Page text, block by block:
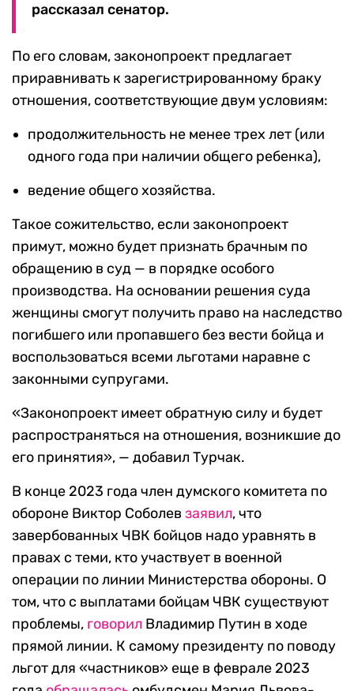
рассказал сенатор.
По его словам, законопроект предлагает
приравнивать к зарегистрированному браку
отношения, соответствующие двум условиям:
продолжительность не менее трех лет (или
одного года при наличии общего ребенка),
ведение общего хозяйства.
Такое сожительство, если законопроект
примут, можно будет признать брачным по
обращению в суд — в порядке особого
производства. На основании решения суда
женщины смогут получить право на наследство
погибшего или пропавшего без вести бойца и
воспользоваться всеми льготами наравне с
законными супругами.
«Законопроект имеет обратную силу и будет
распространяться на отношения, возникшие до
его принятия», — добавил Турчак.
В конце 2023 года член думского комитета по
обороне Виктор Соболев заявил, что
завербованных ЧВК бойцов надо уравнять в
правах с теми, кто участвует в военной
операции по линии Министерства обороны. О
том, что с выплатами бойцам ЧВК существуют
проблемы, говорил Владимир Путин в ходе
прямой линии. К самому президенту по поводу
льгот для «частников» еще в феврале 2023